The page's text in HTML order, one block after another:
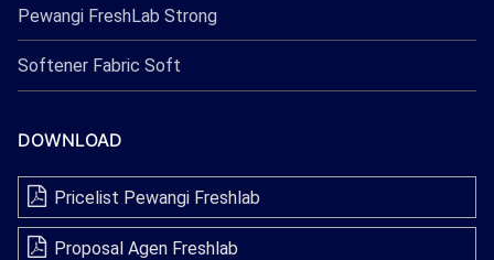
Pewangi FreshLab Strong
Softener Fabric Soft
DOWNLOAD
Pricelist Pewangi Freshlab
Proposal Agen Freshlab